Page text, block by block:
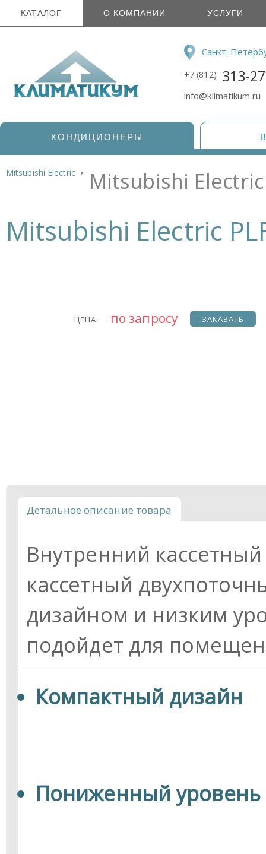
КАТАЛОГ О КОМПАНИИ УСЛУГИ
Санкт-
+7 (812) 313-
info@klimatikum.ru
КОНДИЦИОНЕРЫ
Mitsubishi Electric Mitsubishi Electric
Mitsubishi Electric
ЦЕНА: по запросу ЗАКАЗАТЬ
Детальное описание товара
Внутренний кассeтный
кассетный
дизайном и низким
подойдет для
Компактный дизайн
Пониженный